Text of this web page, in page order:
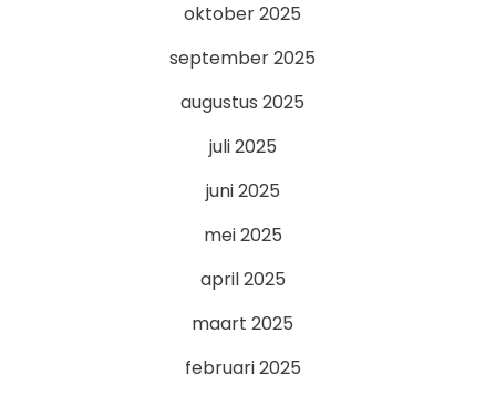
oktober 2025
september 2025
augustus 2025
juli 2025
juni 2025
mei 2025
april 2025
maart 2025
februari 2025